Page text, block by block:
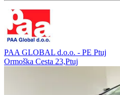
PAA GLOBAL d.o.o. - PE Ptuj
Ormoška Cesta 23,Ptuj